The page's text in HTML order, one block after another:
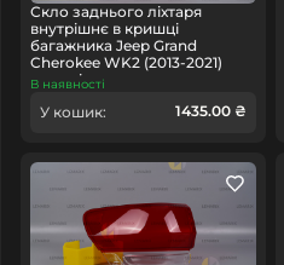
Скло заднього ліхтаря
внутрішнє в кришці
багажника Jeep Grand
Cherokee WK2 (2013-2021)
рест ліве
В наявності
У кошик: 1435.00 ₴